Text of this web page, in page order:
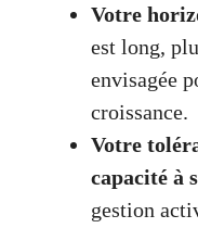
Votre
est long,
envisagée
croissance.
Votre
capacité à
gestion